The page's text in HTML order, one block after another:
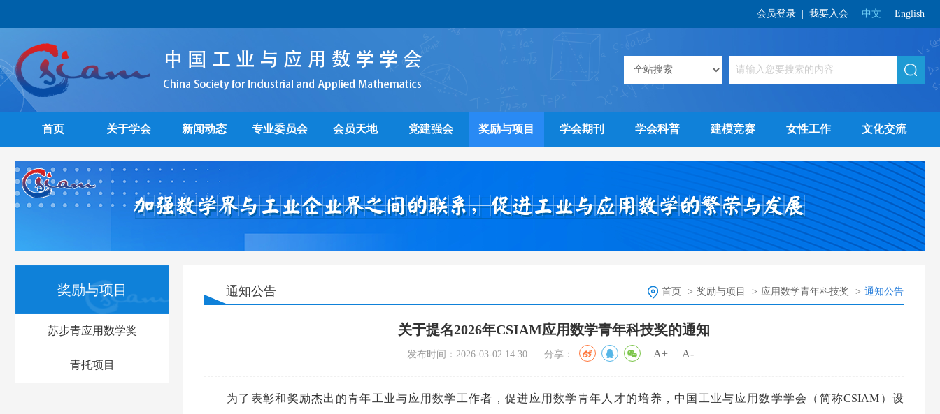
会员登录 我要入会 中文 English
首页 关于学会 新闻动态 专业委员会 会员天地 党建强会 奖励与项目 学会期刊 学会科普 建模竞赛 女性工作 文化交流
奖励与项目
苏步青应用数学奖
青托项目
通知公告 首页 > 奖励与项目 > 应用数学青年科技奖 > 通知公告
关于提名2026年CSIAM应用数学青年科技奖的通知
发布时间：2026-03-02 14:30 分享： A+ A-
为了表彰和奖励杰出的青年工业与应用数学工作者，促进应用数学青年人才的培养，中国工业与应用数学学会（简称CSIAM）设